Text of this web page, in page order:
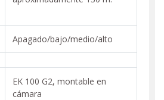
Apagado/bajo/medio/alto
EK 100 G2, montable en
cámara